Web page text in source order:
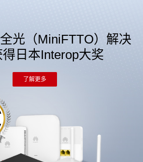
光（MiniFTTO）解决
日本Interop大奖
了解更多